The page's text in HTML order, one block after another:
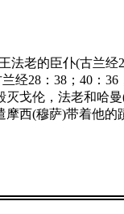
法老的臣仆(古兰
经28：38；40：36
灭戈伦，法老和哈
摩西(穆萨)带着他的